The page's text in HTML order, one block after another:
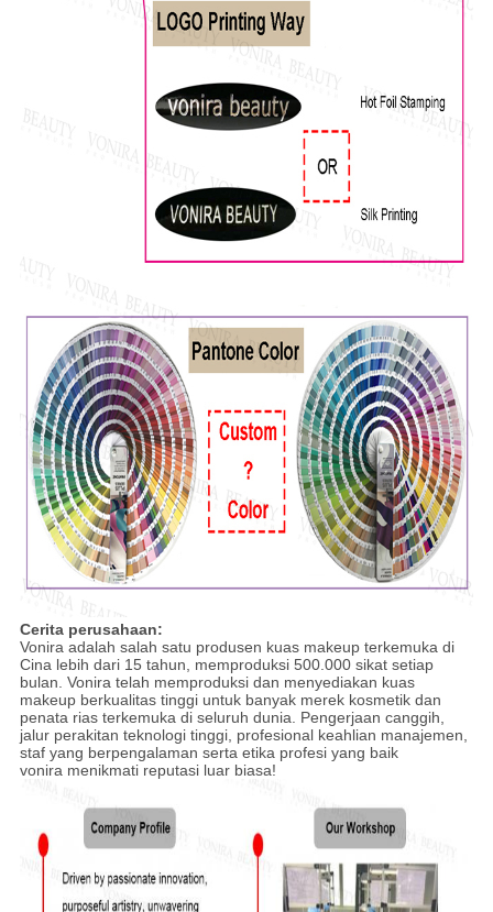
Cerita perusahaan:
Vonira adalah salah satu produsen kuas makeup terkemuka di
Cina lebih dari 15 tahun, memproduksi 500.000 sikat setiap
bulan. Vonira telah memproduksi dan menyediakan kuas
makeup berkualitas tinggi untuk banyak merek kosmetik dan
penata rias terkemuka di seluruh dunia. Pengerjaan canggih,
jalur perakitan teknologi tinggi, profesional keahlian manajemen,
staf yang berpengalaman serta etika profesi yang baik
vonira menikmati reputasi luar biasa!